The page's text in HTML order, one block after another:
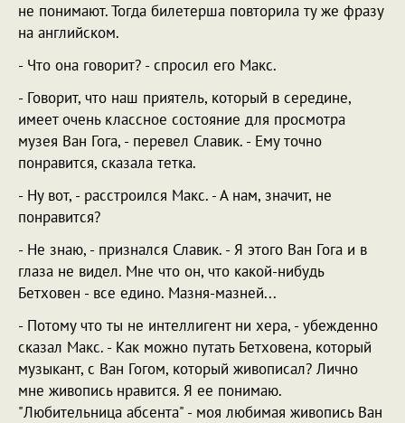
не понимают. Тогда билетерша повторила ту же фразу
на английском.
- Что она говорит? - спросил его Макс.
- Говорит, что наш приятель, который в середине,
имеет очень классное состояние для просмотра
музея Ван Гога, - перевел Славик. - Ему точно
понравится, сказала тетка.
- Ну вот, - расстроился Макс. - А нам, значит, не
понравится?
- Не знаю, - признался Славик. - Я этого Ван Гога и в
глаза не видел. Мне что он, что какой-нибудь
Бетховен - все едино. Мазня-мазней...
- Потому что ты не интеллигент ни хера, - убежденно
сказал Макс. - Как можно путать Бетховена, который
музыкант, с Ван Гогом, который живописал? Лично
мне живопись нравится. Я ее понимаю.
"Любительница абсента" - моя любимая живопись Ван